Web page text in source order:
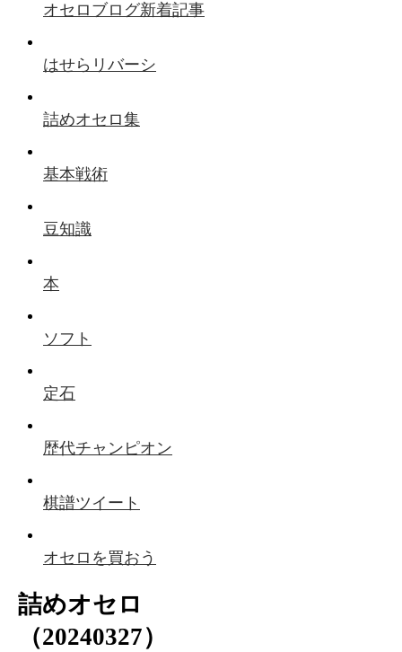
オセロブログ新着記事
はせらリバーシ
詰めオセロ集
基本戦術
豆知識
本
ソフト
定石
歴代チャンピオン
棋譜ツイート
オセロを買おう
詰めオセロ
（20240327）